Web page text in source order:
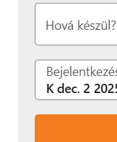
Végül, a
is annak
elvek, az
szerepe